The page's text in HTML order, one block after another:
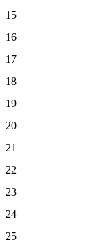
15
16
17
18
19
20
21
22
23
24
25